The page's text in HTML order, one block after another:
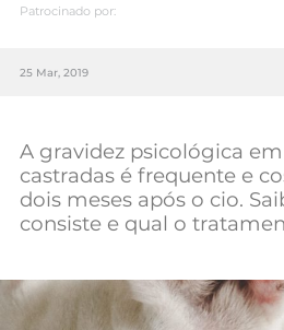
Animais de
Patrocinado por:
25 Mar, 2019
A gravidez psicológica
castradas é frequente e
dois meses após o cio.
consiste e qual o